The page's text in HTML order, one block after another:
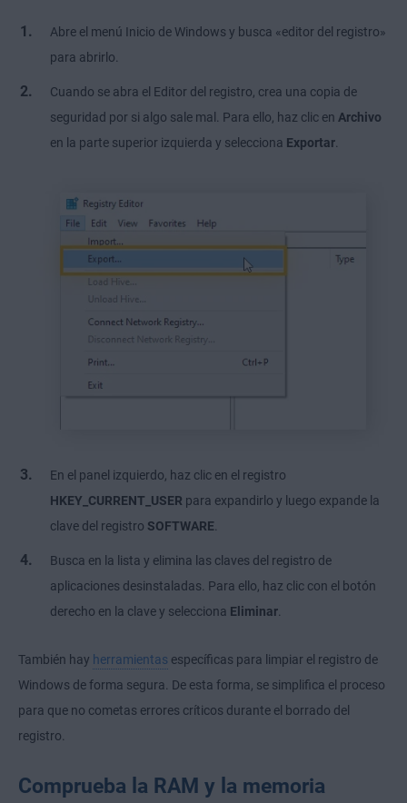
Abre el menú Inicio de Windows y busca «editor del registro»
para abrirlo.
Cuando se abra el Editor del registro, crea una copia de
seguridad por si algo sale mal. Para ello, haz clic en Archivo
en la parte superior izquierda y selecciona Exportar
En el panel izquierdo, haz clic en el registro
HKEY_CURRENT_USER para expandirlo y luego expande la
clave del registro SOFTWARE
Busca en la lista y elimina las claves del registro de
aplicaciones desinstaladas. Para ello, haz clic con el botón
derecho en la clave y selecciona Eliminar
También hay herramientas específicas para limpiar el registro de
Windows de forma segura . De esta forma, se simplifica el proceso
para que no cometas errores críticos durante el borrado del
registro.
Comprueba la RAM y la memoria